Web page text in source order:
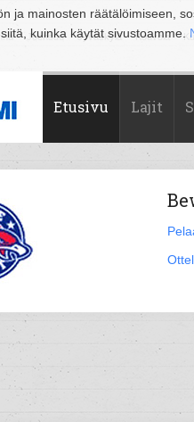
ja mainosten räätälöimiseen,
kuinka käytät sivustoamme.
Joensuu Jyväskylä Kouvola
Etusivu Lajit